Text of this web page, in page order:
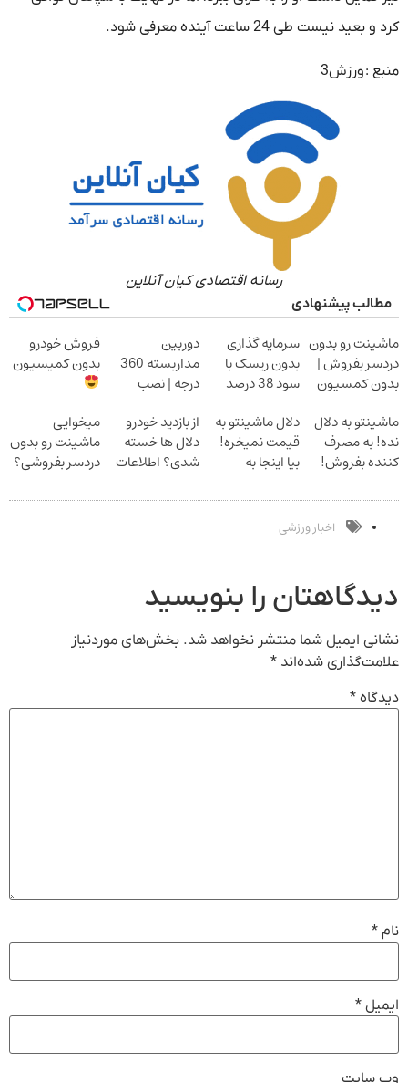
کرد و بعید نیست طی 24 ساعت آینده معرفی شود.
منبع :ورزش3
رسانه اقتصادی کیان آنلاین
مطالب پیشنهادی
ماشینت رو بدون
دردسر بفروش |
بدون کمسیون
سرمایه گذاری
بدون ریسک با
سود 38 درصد
دوربین
مداربسته 360
درجه | نصب
فروش خودرو
بدون کمیسیون
ماشینتو به دلال
نده! به مصرف
کننده بفروش!
یک تماس
دلال ماشینتو به
قیمت نمیخره!
بیا اینجا به
بفروش*فقط
خریدار واقعی*
از بازدید خودرو
دلال ها خسته
شدی؟ اطلاعات
ثبت کن
میخوایی
ماشینت رو بدون
دردسر بفروشی؟
اخبار ورزشی
دیدگاهتان را بنویسید
نشانی ایمیل شما منتشر نخواهد شد. بخش‌های موردنیاز
علامت‌گذاری شده‌اند *
دیدگاه *
نام *
ایمیل *
وب‌ سایت